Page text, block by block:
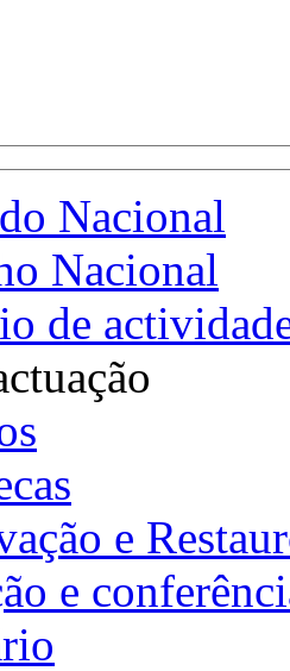
Nacional
Nacional
de
e
e